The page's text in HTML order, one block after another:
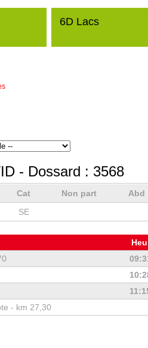
6D Lacs
- Dossard : 3568
Cat Non part
Abd
SE
- km 27,30